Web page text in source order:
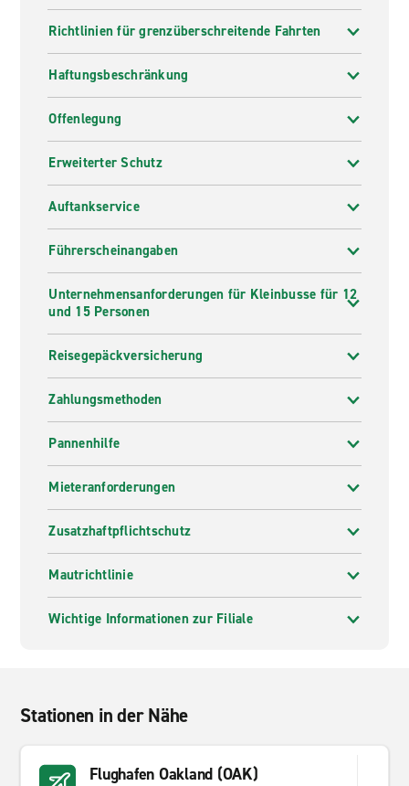
Richtlinien für grenzüberschreitende Fahrten
Haftungsbeschränkung
Offenlegung
Erweiterter Schutz
Auftankservice
Führerscheinangaben
Unternehmensanforderungen für Kleinbusse für 12
und 15 Personen
Reisegepäckversicherung
Zahlungsmethoden
Pannenhilfe
Mieteranforderungen
Zusatzhaftpflichtschutz
Mautrichtlinie
Wichtige Informationen zur Filiale
Stationen in der Nähe
Flughafen Oakland (OAK)